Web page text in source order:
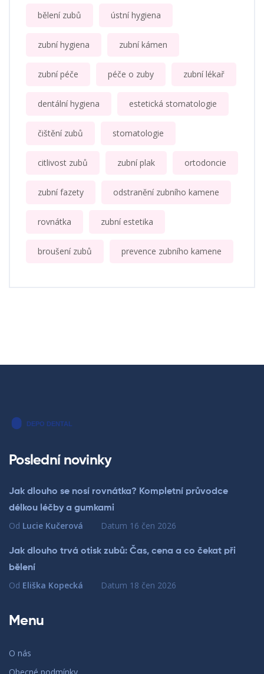
bělení zubů ústní hygiena
zubní hygiena zubní kámen
zubní péče péče o zuby zubní lékař
dentální hygiena estetická stomatologie
čištění zubů stomatologie
citlivost zubů zubní plak ortodoncie
zubní fazety odstranění zubního kamene
rovnátka zubní estetika
broušení zubů prevence zubního kamene
Poslední novinky
Jak dlouho se nosí rovnátka? Kompletní průvodce
délkou léčby a gumkami
Od Lucie Kučerová Datum 16 čen 2026
Jak dlouho trvá otisk zubů: Čas, cena a co čekat při
bělení
Od Eliška Kopecká Datum 18 čen 2026
Menu
O nás